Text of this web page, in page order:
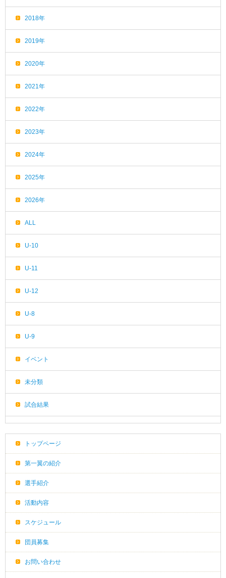
2018年
2019年
2020年
2021年
2022年
2023年
2024年
2025年
2026年
ALL
U-10
U-11
U-12
U-8
U-9
イベント
未分類
試合結果
トップページ
第一翼の紹介
選手紹介
活動内容
スケジュール
団員募集
お問い合わせ